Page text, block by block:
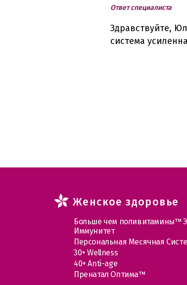
Ответ специалиста
Здравствуйте,
система
Женское здоровье
Больше чем поливитамины™
Иммунитет
Персональная Месячная
30+ Wellness
40+ Anti-age
Пренатал Оптима™